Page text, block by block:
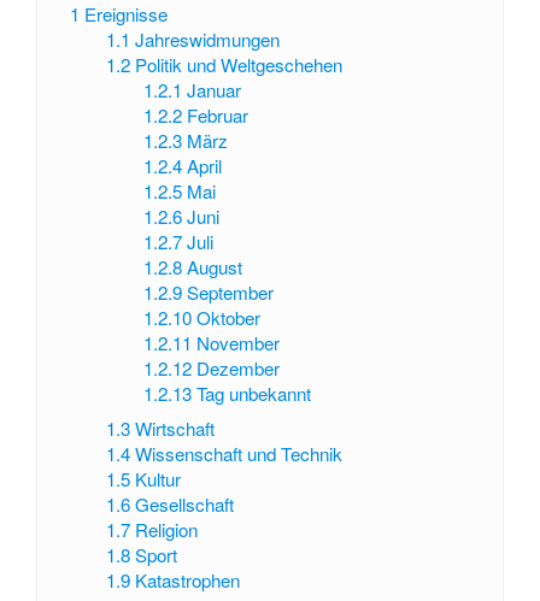
1 Ereignisse
1.1 Jahreswidmungen
1.2 Politik und Weltgeschehen
1.2.1 Januar
1.2.2 Februar
1.2.3 März
1.2.4 April
1.2.5 Mai
1.2.6 Juni
1.2.7 Juli
1.2.8 August
1.2.9 September
1.2.10 Oktober
1.2.11 November
1.2.12 Dezember
1.2.13 Tag unbekannt
1.3 Wirtschaft
1.4 Wissenschaft und Technik
1.5 Kultur
1.6 Gesellschaft
1.7 Religion
1.8 Sport
1.9 Katastrophen